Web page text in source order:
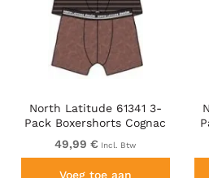
North Latitude 61341 3-
Pack Boxershorts Cognac
Bruin
49,99 € Incl. Btw
Voeg toe aan